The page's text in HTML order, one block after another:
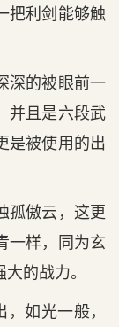
把利剑能够触
深的被眼前一
并且是六段武
是被使用的出
孤傲云，这更
一样，同为玄
的战力。
如光一般，